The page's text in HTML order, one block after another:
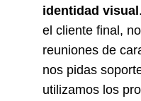
identidad visual
el cliente final,
reuniones de
nos pidas
utilizamos los